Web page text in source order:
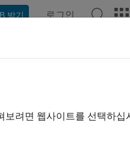
받기 로그인
이 페이지
려면 웹사이트를 선택하